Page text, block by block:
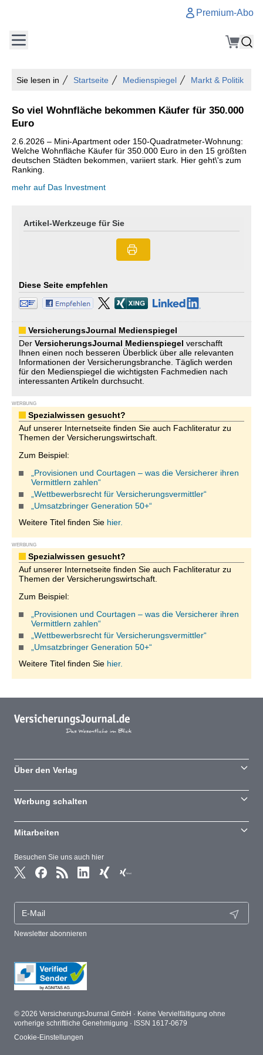
Premium-Abo
Sie lesen in Startseite Medienspiegel Markt & Politik
So viel Wohnfläche bekommen Käufer für 350.000
Euro
2.6.2026 – Mini-Apartment oder 150-Quadratmeter-Wohnung:
Welche Wohnfläche Käufer für 350.000 Euro in den 15 größten
deutschen Städten bekommen, variiert stark. Hier geht\'s zum
Ranking.
mehr auf Das Investment
Artikel-Werkzeuge für Sie
Diese Seite empfehlen
VersicherungsJournal Medienspiegel
Der VersicherungsJournal Medienspiegel verschafft
Ihnen einen noch besseren Überblick über alle relevanten
Informationen der Versicherungsbranche. Täglich werden
für den Medienspiegel die wichtigsten Fachmedien nach
interessanten Artikeln durchsucht.
WERBUNG
Spezialwissen gesucht?
Auf unserer Internetseite finden Sie auch Fachliteratur zu
Themen der Versicherungswirtschaft.
Zum Beispiel:
„Provisionen und Courtagen – was die Versicherer ihren
Vermittlern zahlen“
„Wettbewerbsrecht für Versicherungsvermittler“
„Umsatzbringer Generation 50+“
Weitere Titel finden Sie hier.
WERBUNG
Spezialwissen gesucht?
Auf unserer Internetseite finden Sie auch Fachliteratur zu
Themen der Versicherungswirtschaft.
Zum Beispiel:
„Provisionen und Courtagen – was die Versicherer ihren
Vermittlern zahlen“
„Wettbewerbsrecht für Versicherungsvermittler“
„Umsatzbringer Generation 50+“
Weitere Titel finden Sie hier.
Besuchen Sie uns auch hier
Newsletter abonnieren
Über den Verlag
Werbung schalten
Mitarbeiten
© 2026 VersicherungsJournal GmbH · Keine Vervielfältigung ohne
vorherige schriftliche Genehmigung · ISSN 1617-0679
Cookie-Einstellungen